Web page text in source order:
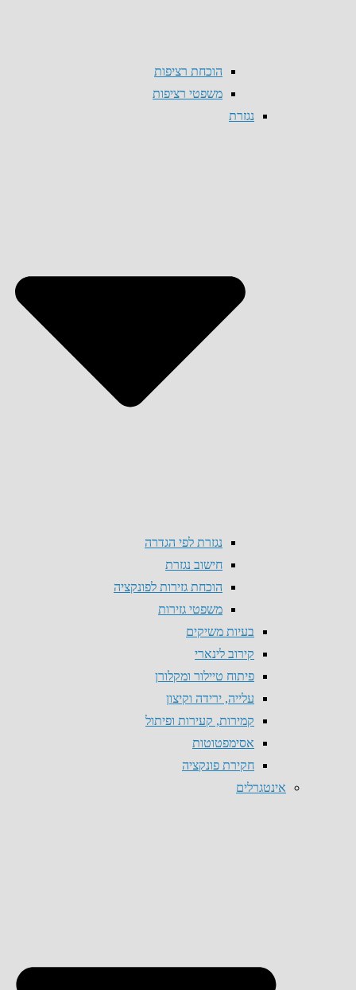
הוכחת רציפות
משפטי רציפות
נגזרת
נגזרת לפי הגדרה
חישוב נגזרת
הוכחת גזירות לפונקציה
משפטי גזירות
בעיות משיקים
קירוב לינארי
פיתוח טיילור ומקלורן
עלייה, ירידה וקיצון
קמירות, קעירות ופיתול
אסימפטוטות
חקירת פונקציה
אינטגרלים